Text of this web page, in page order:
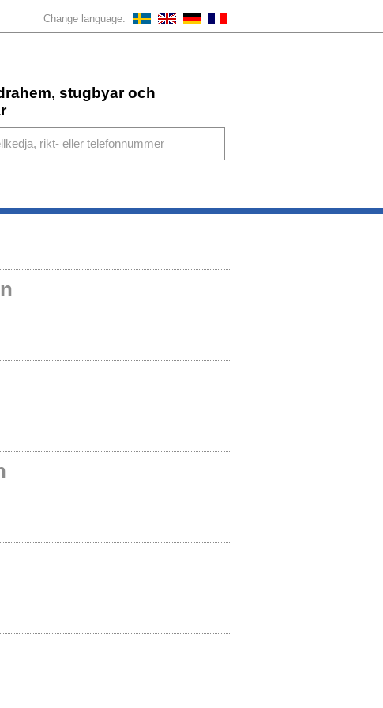
Change language:
stugbyar och